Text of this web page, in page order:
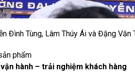
Đình Tùng, Lâm Thúy Ái và Đặng Văn
phẩm
hành – trải nghiệm khách hàng